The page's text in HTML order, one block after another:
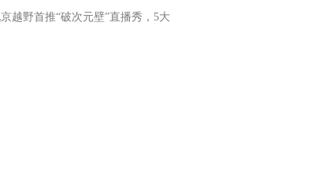
越野首推“破次元壁”直播秀，5大